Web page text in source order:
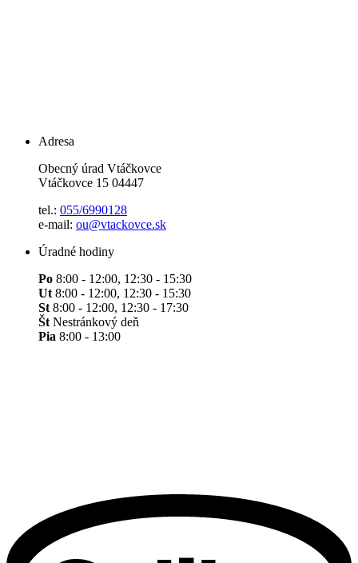
Adresa
Obecný úrad Vtáčkovce
Vtáčkovce 15 04447
tel.: 055/6990128
e-mail: ou@vtackovce.sk
Úradné hodiny
Po 8:00 - 12:00, 12:30 - 15:30
Ut 8:00 - 12:00, 12:30 - 15:30
St 8:00 - 12:00, 12:30 - 17:30
Št Nestránkový deň
Pia 8:00 - 13:00